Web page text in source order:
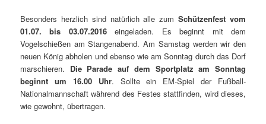
Besonders herzlich sind natürlich alle zumSchützenfest vom
01.07. bis 03.07.2016eingeladen. Es beginnt mit dem
Vogelschießen am Stangenabend. Am Samstag werden wir den
neuen König abholen und ebenso wie am Sonntag durch das Dorf
marschieren. Die Parade auf dem Sportplatz am Sonntag
beginnt um 16.00 Uhr. Sollte ein EM-Spiel der Fußball-
Nationalmannschaft während des Festes stattfinden, wird dieses,
wie gewohnt, übertragen.